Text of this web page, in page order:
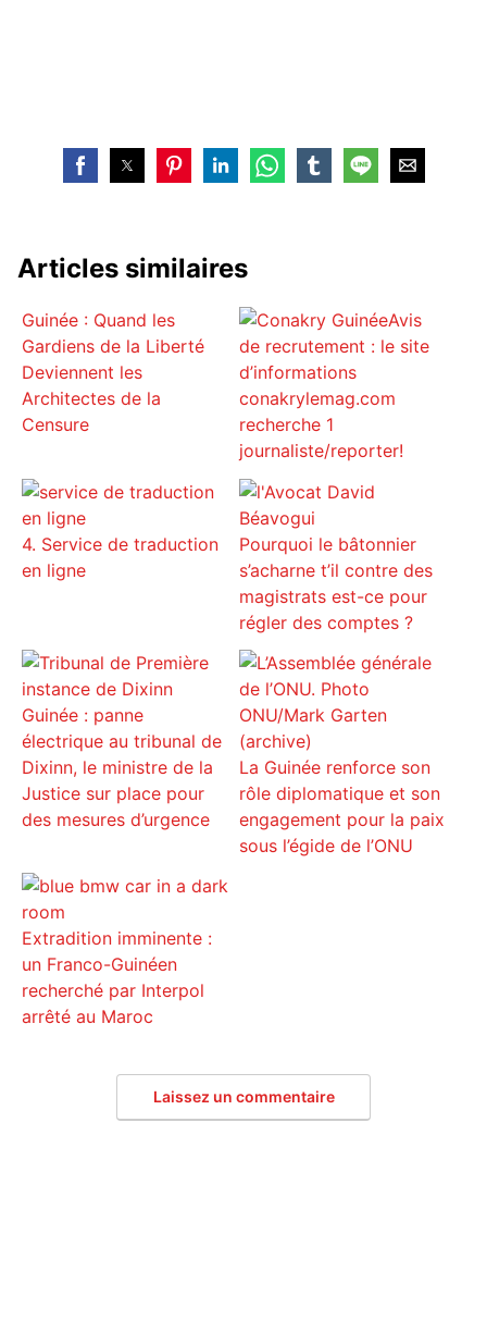
Articles similaires
Guinée : Quand les
Gardiens de la Liberté
Deviennent les
Architectes de la
Censure
Avis
de recrutement : le site
d’informations
conakrylemag.com
recherche 1
journaliste/reporter!
4. Service de traduction
en ligne
Pourquoi le bâtonnier
s’acharne t’il contre des
magistrats est-ce pour
régler des comptes ?
Guinée : panne
électrique au tribunal de
Dixinn, le ministre de la
Justice sur place pour
des mesures d’urgence
La Guinée renforce son
rôle diplomatique et son
engagement pour la paix
sous l’égide de l’ONU
Extradition imminente :
un Franco-Guinéen
recherché par Interpol
arrêté au Maroc
Laissez un commentaire